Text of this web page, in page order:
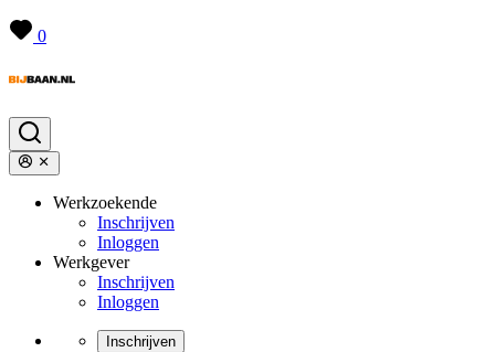
0
Werkzoekende
Inschrijven
Inloggen
Werkgever
Inschrijven
Inloggen
Inschrijven